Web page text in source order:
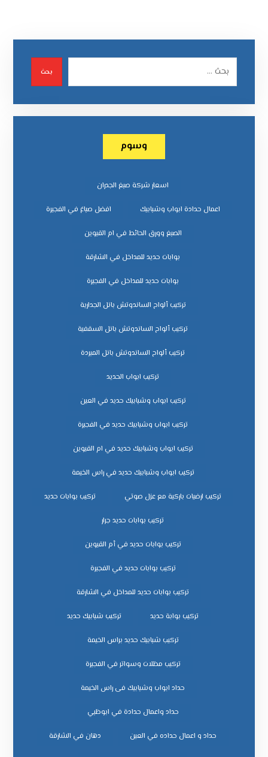
بحث
وسوم
اسعار شركة صبغ الجدران
اعمال حدادة ابواب وشبابيك افضل صباغ في الفجيرة
الصبغ وورق الحائط في ام القيوين
بوابات حديد للمداخل في الشارقة
بوابات حديد للمداخل في الفجيرة
تركيب ألواح الساندوتش بانل الجدارية
تركيب ألواح الساندوتش بانل السقفية
تركيب ألواح الساندوتش بانل المبردة
تركيب ابواب الحديد
تركيب ابواب وشبابيك حديد في العين
تركيب ابواب وشبابيك حديد في الفجيرة
تركيب ابواب وشبابيك حديد في ام القيوين
تركيب ابواب وشبابيك حديد في راس الخيمة
تركيب ارضيات باركية مع عزل صوتي تركيب بوابات حديد
تركيب بوابات حديد جرار
تركيب بوابات حديد في أم القيوين
تركيب بوابات حديد في الفجيرة
تركيب بوابات حديد للمداخل في الشارقة
تركيب بوابة حديد تركيب شبابيك حديد
تركيب شبابيك حديد براس الخيمة
تركيب مظلات وسواتر في الفجيرة
حداد ابواب وشبابيك فى راس الخيمة
حداد واعمال حدادة في ابوظبي
حداد و اعمال حداده في العين دهان في الشارقة